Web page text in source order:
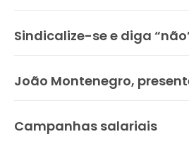
Sindicalize-se e diga
João Montenegro,
Campanhas salariais